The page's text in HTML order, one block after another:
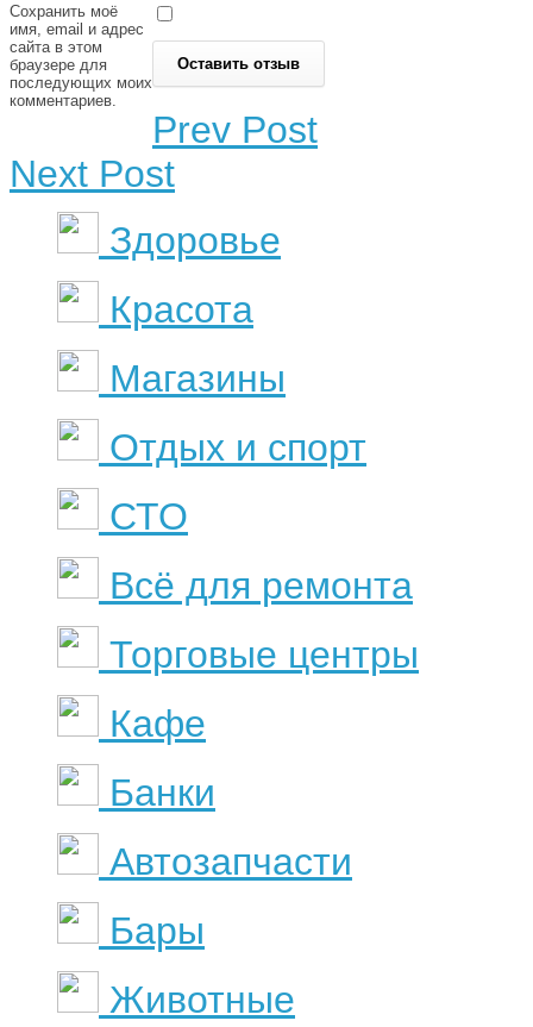
Сохранить моё
имя, email и адрес
сайта в этом
браузере для
последующих моих
комментариев.
Prev Post
Next Post
Здоровье
Красота
Магазины
Отдых и спорт
СТО
Всё для ремонта
Торговые центры
Кафе
Банки
Автозапчасти
Бары
Животные